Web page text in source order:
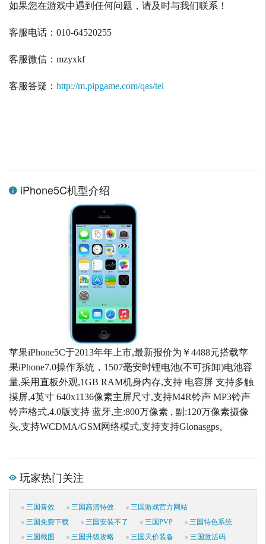
如果您在游戏中遇到任何问题，请及时与我们联系！
客服电话： 010-64520255
客服微信： mzyxkf
客服答疑： http://m.pipgame.com/qas/tel
iPhone5C机型介绍
苹果iPhone5C于2013年年上市,最新报价为￥4488元搭载苹
果iPhone7.0操作系统，1507毫安时锂电池(不可拆卸)电池容
量,采用直板外观,1GB RAM机身内存,支持 电容屏 支持多触
摸屏,4英寸 640x1136像素主屏尺寸,支持M4R铃声 MP3铃声
铃声格式,4.0版支持 蓝牙,主:800万像素 , 副:120万像素摄像
头,支持WCDMA/GSM网络模式,支持支持Glonasgps。
玩家热门关注
三国音效 三国高清特效
三国游戏官方网站
三国免费下载
三国安装不了 三国PVP
三国特色系统
三国截图
三国升级攻略 三国天价装备
三国激活码